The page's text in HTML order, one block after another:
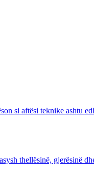
si aftësi teknike ashtu
thellësinë, gjerësinë